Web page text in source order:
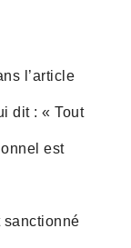
l’article
dit : « Tout
est
sanctionné